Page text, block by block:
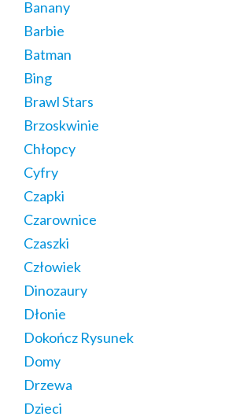
Banany
Barbie
Batman
Bing
Brawl Stars
Brzoskwinie
Chłopcy
Cyfry
Czapki
Czarownice
Czaszki
Człowiek
Dinozaury
Dłonie
Dokończ Rysunek
Domy
Drzewa
Dzieci